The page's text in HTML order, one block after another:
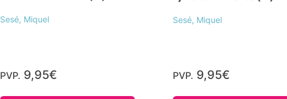
Sesé, Miquel
PVP. 9,95€
Sesé, Miquel
PVP. 9,95€